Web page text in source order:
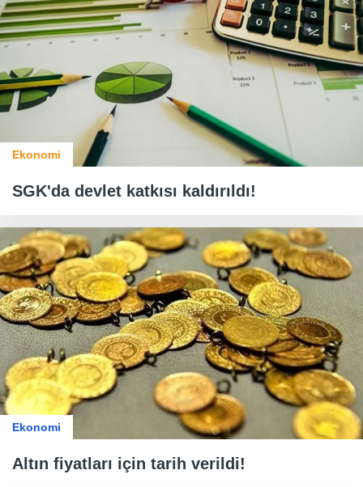
Ekonomi
SGK'da devlet katkısı kaldırıldı!
Ekonomi
Altın fiyatları için tarih verildi!